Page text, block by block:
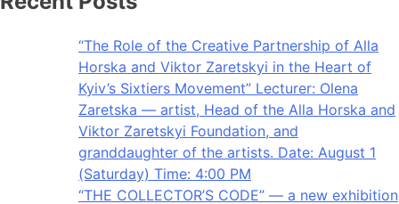
“The Role of the Creative Partnership of Alla
Horska and Viktor Zaretskyi in the Heart of
Kyiv’s Sixtiers Movement” Lecturer: Olena
Zaretska — artist, Head of the Alla Horska and
Viktor Zaretskyi Foundation, and
granddaughter of the artists. Date: August 1
(Saturday) Time: 4:00 PM
“THE COLLECTOR’S CODE” — a new exhibition